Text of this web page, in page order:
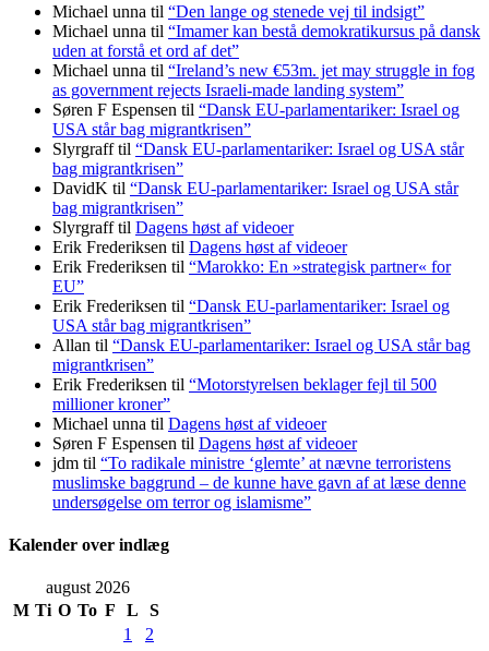
Michael unna til “Den lange og stenede vej til indsigt”
Michael unna til “Imamer kan bestå demokratikursus på dansk
uden at forstå et ord af det”
Michael unna til “Ireland’s new €53m. jet may struggle in fog
as government rejects Israeli-made landing system”
Søren F Espensen til “Dansk EU-parlamentariker: Israel og
USA står bag migrantkrisen”
Slyrgrafftil “Dansk EU-parlamentariker: Israel og USA står
bag migrantkrisen”
DavidK til “Dansk EU-parlamentariker: Israel og USA står
bag migrantkrisen”
Slyrgrafftil Dagens høst af videoer
Erik Frederiksen til Dagens høst af videoer
Erik Frederiksen til “Marokko: En »strategisk partner« for
EU”
Erik Frederiksen til “Dansk EU-parlamentariker: Israel og
USA står bag migrantkrisen”
Allan til “Dansk EU-parlamentariker: Israel og USA står bag
migrantkrisen”
Erik Frederiksen til “Motorstyrelsen beklager fejl til 500
millioner kroner”
Michael unna til Dagens høst af videoer
Søren F Espensen til Dagens høst af videoer
jdm til “To radikale ministre ‘glemte’ at nævne terroristens
muslimske baggrund – de kunne have gavn af at læse denne
undersøgelse om terror og islamisme”
Kalender over indlæg
august 2026
M Ti O To F L
S
1
2